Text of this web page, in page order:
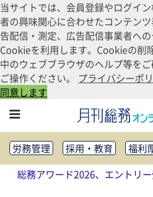
当サイトでは、会員登録やログイ
者の興味関心に合わせたコンテン
告配信・測定、広告配信事業者へ
Cookieを利用します。Cookieの削
中のウェブブラウザのヘルプ等を
ご操作ください。 プライバシーポ
同意します
労務管理 採用・教育
福利
健康経営
働き方改革
法務・コンプライアンス
総務アワード2026、エントリー